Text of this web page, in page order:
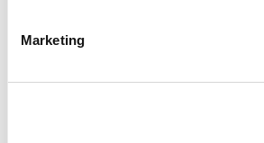
Marketing